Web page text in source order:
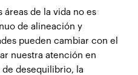
áreas de la vida no es
de alineación y
pueden cambiar con el
nuestra atención en
desequilibrio, la